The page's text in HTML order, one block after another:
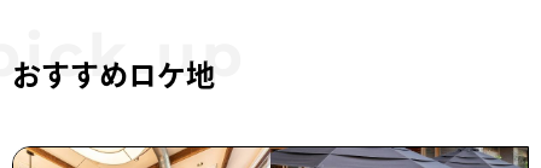
おすすめロケ地